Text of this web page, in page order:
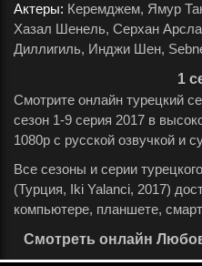
Актеры: Керемджем, Ямур
Хазал Шенель, Серхан
Диллигиль, Инджи Шен,
1
Смотрите онлайн турецкий
сезон 1-9 серия 2017 в
1080p с русской озвучкой и
Все сезоны и серии
(Турция, Iki Yalanci, 2017)
компьютере, планшете,
Смотреть онлайн